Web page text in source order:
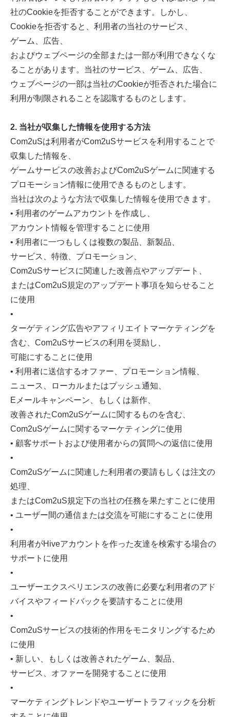
社のCookieを拒否することができます。しかし、
Cookieを拒否すると、利用者の当社のサービス、
ゲーム、広告、
およびウェブページの全部または一部が利用できなくな
ることがあります。当社のサービス、ゲーム、広告、
ウェブページの一部は当社のCookieが拒否された場合に
利用が制限されることを認識するものとします。
2. 当社が収集した情報を使用する方法
Com2uSは利用者がCom2uSサービスを利用することで
収集した情報を、
ゲームサービスの改善およびCom2uSゲームに関連する
プロモーション情報に使用できるものとします。
当社は次のような方法で収集した情報を使用できます。
• 利用者のゲームアカウントを作成し、
アカウント情報を管理することに使用
• 利用者に一つもしくは複数の製品、新製品、
サービス、特徴、プロモーション、
Com2uSサービスに関連した改善点やアップデート、
またはCom2uS規定のアップデート事項を知らせること
に使用
•
ターゲティング広告やアフィリエイトマーケティングを
含む、Com2uSサービスの利用を奨励し、
可能にすることに使用
• 利用者に送信するオファー、プロモーション情報、
ニュース、ローカルまたはプッシュ通知、
Eメールキャンペーン、もしくは新作、
改善されたCom2uSゲームに関するものを含む、
Com2uSゲームに関するマーケティングに使用
• 顧客サポートおよび使用者からの質問への返信に使用
•
Com2uSゲームに関連した利用者の要請もしくは注文の
処理、
またはCom2uS規定下の当社の任務を果たすことに使用
• ユーザー間の通信または交流を可能にすることに使用
•
利用者がHiveアカウントを作った友達を検索する場合の
サポートに使用
•
ユーザーエクスペリエンスの改善に必要な利用者のアド
バイスやフィードバックを要請することに使用
•
Com2uSサービスの技術的作用をモニタリングするため
に使用
• 新しい、もしくは改善されたゲーム、製品、
サービス、オファーを開発することに使用
•
マーケティングトレンドやユーザートラフィックを分析